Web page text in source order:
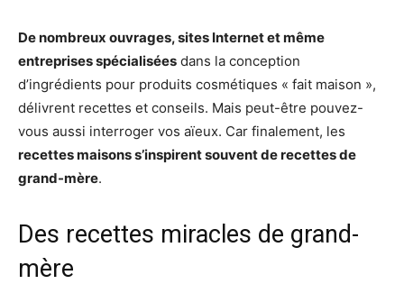
De nombreux ouvrages, sites Internet et même
entreprises spécialisées dans la conception
d’ingrédients pour produits cosmétiques « fait maison »,
délivrent recettes et conseils. Mais peut-être pouvez-
vous aussi interroger vos aïeux. Car finalement, les
recettes maisons s’inspirent souvent de recettes de
grand-mère.
Des recettes miracles de grand-
mère